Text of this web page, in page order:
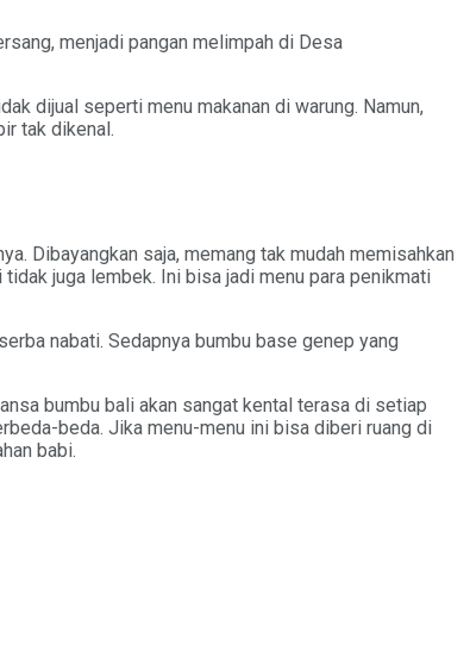
menjadi pangan melimpah di Desa
dijual seperti menu makanan di warung. Namun,
tak dikenal.
Dibayangkan saja, memang tak mudah memisahkan
juga lembek. Ini bisa jadi menu para penikmati
nabati. Sedapnya bumbu base genep yang
bumbu bali akan sangat kental terasa di setiap
beda. Jika menu-menu ini bisa diberi ruang di
babi.